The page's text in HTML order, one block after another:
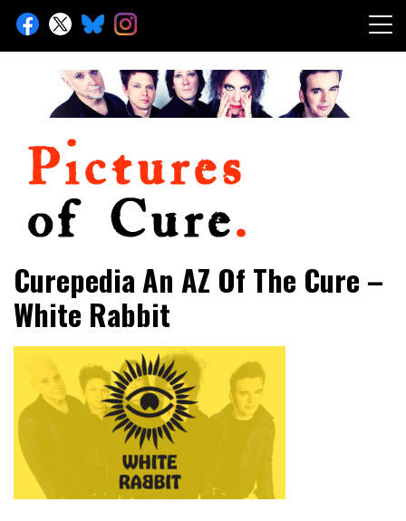
Skip
content
Pictures of Cure
Curepedia An AZ Of The Cure –
White Rabbit